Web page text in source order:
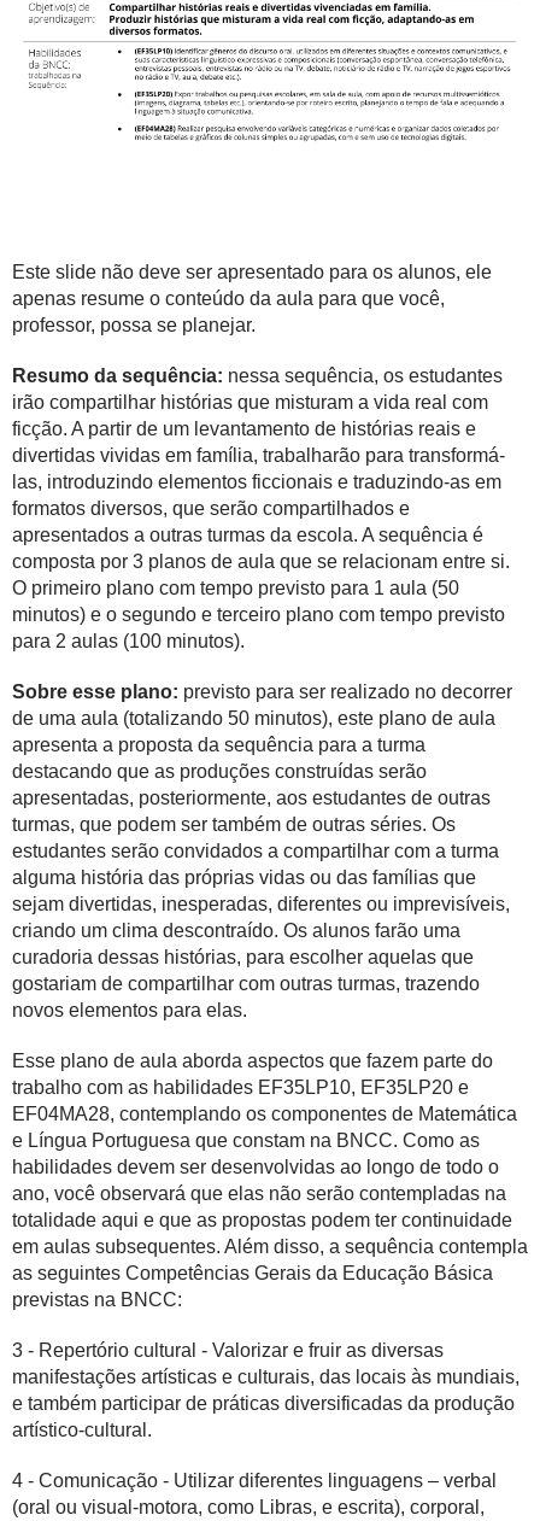
Este slide não deve ser apresentado para os alunos, ele
apenas resume o conteúdo da aula para que você,
professor, possa se planejar.
Resumo da sequência: nessa sequência, os estudantes
irão compartilhar histórias que misturam a vida real com
ficção. A partir de um levantamento de histórias reais e
divertidas vividas em família, trabalharão para transformá-
las, introduzindo elementos ficcionais e traduzindo-as em
formatos diversos, que serão compartilhados e
apresentados a outras turmas da escola. A sequência é
composta por 3 planos de aula que se relacionam entre si.
O primeiro plano com tempo previsto para 1 aula (50
minutos) e o segundo e terceiro plano com tempo previsto
para 2 aulas (100 minutos).
Sobre esse plano: previsto para ser realizado no decorrer
de uma aula (totalizando 50 minutos), este plano de aula
apresenta a proposta da sequência para a turma
destacando que as produções construídas serão
apresentadas, posteriormente, aos estudantes de outras
turmas, que podem ser também de outras séries. Os
estudantes serão convidados a compartilhar com a turma
alguma história das próprias vidas ou das famílias que
sejam divertidas, inesperadas, diferentes ou imprevisíveis,
criando um clima descontraído. Os alunos farão uma
curadoria dessas histórias, para escolher aquelas que
gostariam de compartilhar com outras turmas, trazendo
novos elementos para elas.
Esse plano de aula aborda aspectos que fazem parte do
trabalho com as habilidades EF35LP10, EF35LP20 e
EF04MA28, contemplando os componentes de Matemática
e Língua Portuguesa que constam na BNCC. Como as
habilidades devem ser desenvolvidas ao longo de todo o
ano, você observará que elas não serão contempladas na
totalidade aqui e que as propostas podem ter continuidade
em aulas subsequentes. Além disso, a sequência contempla
as seguintes Competências Gerais da Educação Básica
previstas na BNCC:
3 - Repertório cultural - Valorizar e fruir as diversas
manifestações artísticas e culturais, das locais às mundiais,
e também participar de práticas diversificadas da produção
artístico-cultural.
4 - Comunicação - Utilizar diferentes linguagens – verbal
(oral ou visual-motora, como Libras, e escrita), corporal,